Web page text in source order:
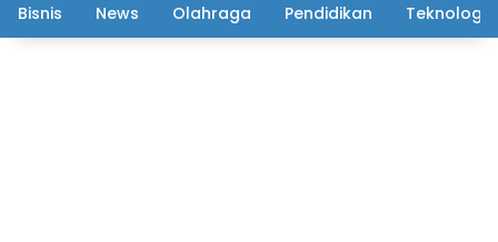
Bisnis News Olahraga Pendidikan Teknologi